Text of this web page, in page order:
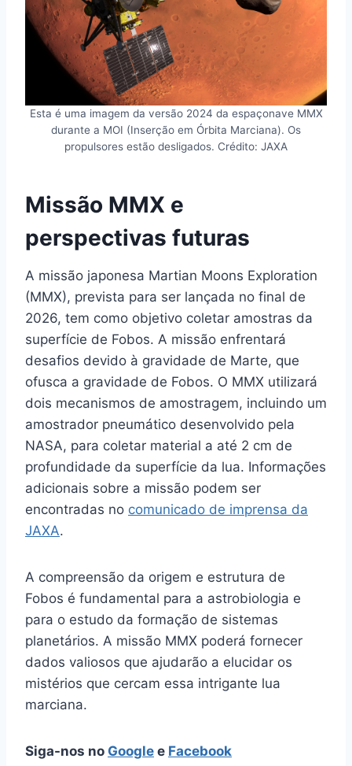
Esta é uma imagem da versão 2024 da espaçonave MMX
durante a MOI (Inserção em Órbita Marciana). Os
propulsores estão desligados. Crédito: JAXA
Missão MMX e
perspectivas futuras
A missão japonesa Martian Moons Exploration
(MMX), prevista para ser lançada no final de
2026, tem como objetivo coletar amostras da
superfície de Fobos. A missão enfrentará
desafios devido à gravidade de Marte, que
ofusca a gravidade de Fobos. O MMX utilizará
dois mecanismos de amostragem, incluindo um
amostrador pneumático desenvolvido pela
NASA, para coletar material a até 2 cm de
profundidade da superfície da lua. Informações
adicionais sobre a missão podem ser
encontradas no comunicado de imprensa da
JAXA.
A compreensão da origem e estrutura de
Fobos é fundamental para a astrobiologia e
para o estudo da formação de sistemas
planetários. A missão MMX poderá fornecer
dados valiosos que ajudarão a elucidar os
mistérios que cercam essa intrigante lua
marciana.
Siga-nos no Google e Facebook